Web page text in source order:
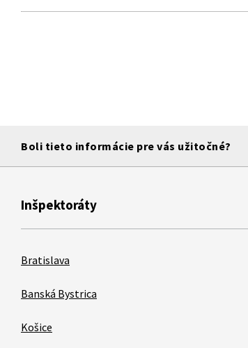
Boli tieto informácie pre vás užitočné?
Inšpektoráty
Bratislava
Banská Bystrica
Košice